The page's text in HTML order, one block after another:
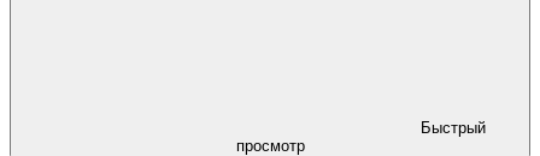
Быстрый
просмотр